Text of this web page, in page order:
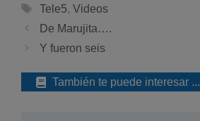
Etiquetas
Tele5, Videos
De Marujita….
Y fueron seis
También te puede interesar ...